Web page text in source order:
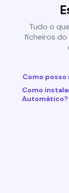
Tudo o
ficheiros do
Como posso
Como
Automático?